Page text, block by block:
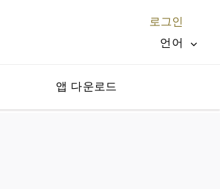
로그인
언어
앱 다운로드